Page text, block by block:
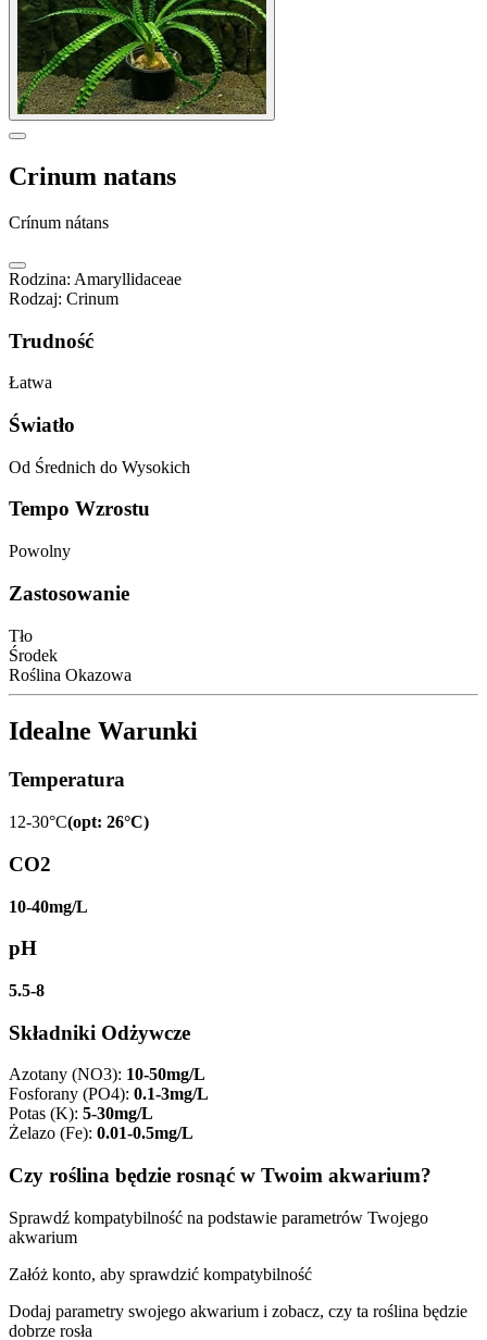
Crinum natans
Crínum nátans
Rodzina: Amaryllidaceae
Rodzaj: Crinum
Trudność
Łatwa
Światło
Od Średnich do Wysokich
Tempo Wzrostu
Powolny
Zastosowanie
Tło
Środek
Roślina Okazowa
Idealne Warunki
Temperatura
12-30°C(opt: 26°C)
CO2
10-40mg/L
pH
5.5-8
Składniki Odżywcze
Azotany (NO3): 10-50mg/L
Fosforany (PO4): 0.1-3mg/L
Potas (K): 5-30mg/L
Żelazo (Fe): 0.01-0.5mg/L
Czy roślina będzie rosnąć w Twoim akwarium?
Sprawdź kompatybilność na podstawie parametrów Twojego
akwarium
Załóż konto, aby sprawdzić kompatybilność
Dodaj parametry swojego akwarium i zobacz, czy ta roślina będzie
dobrze rosła